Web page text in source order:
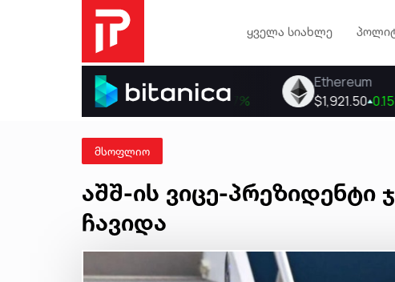
ყველა სიახლე
მსოფლიო
აშშ-ის ვიცე-პრეზიდენტი
ჩავიდა